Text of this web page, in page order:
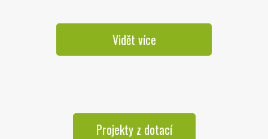
Vidět více
Projekty z dotací